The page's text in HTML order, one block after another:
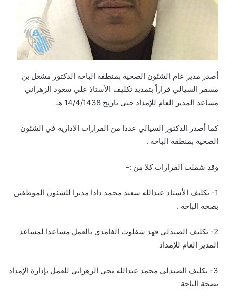
أصدر مدير عام الشئون الصحية بمنطقة الباحة الدكتور مشعل بن
مسفر السيالي قراراً بتمديد تكليف الأستاذ علي سعود الزهراني
مساعد المدير العام للإمداد حتى تاريخ 14/4/1438 هـ
كما أصدر الدكتور السيالي عددا من القرارات الإدارية في الشئون
الصحية بمنطقة الباحة .
وقد شملت القرارات كلا من :-
1- تكليف الأستاذ عبدالله سعيد محمد دادا مديرا للشئون الموظفين
بصحة الباحة .
2- تكليف الصيدلي فهد شفلوت الغامدي بالعمل مساعدا لمساعد
المدير العام للإمداد
3- تكليف الصيدلي محمد عبدالله يحي الزهراني للعمل بإدارة الإمداد
بصحة الباحة